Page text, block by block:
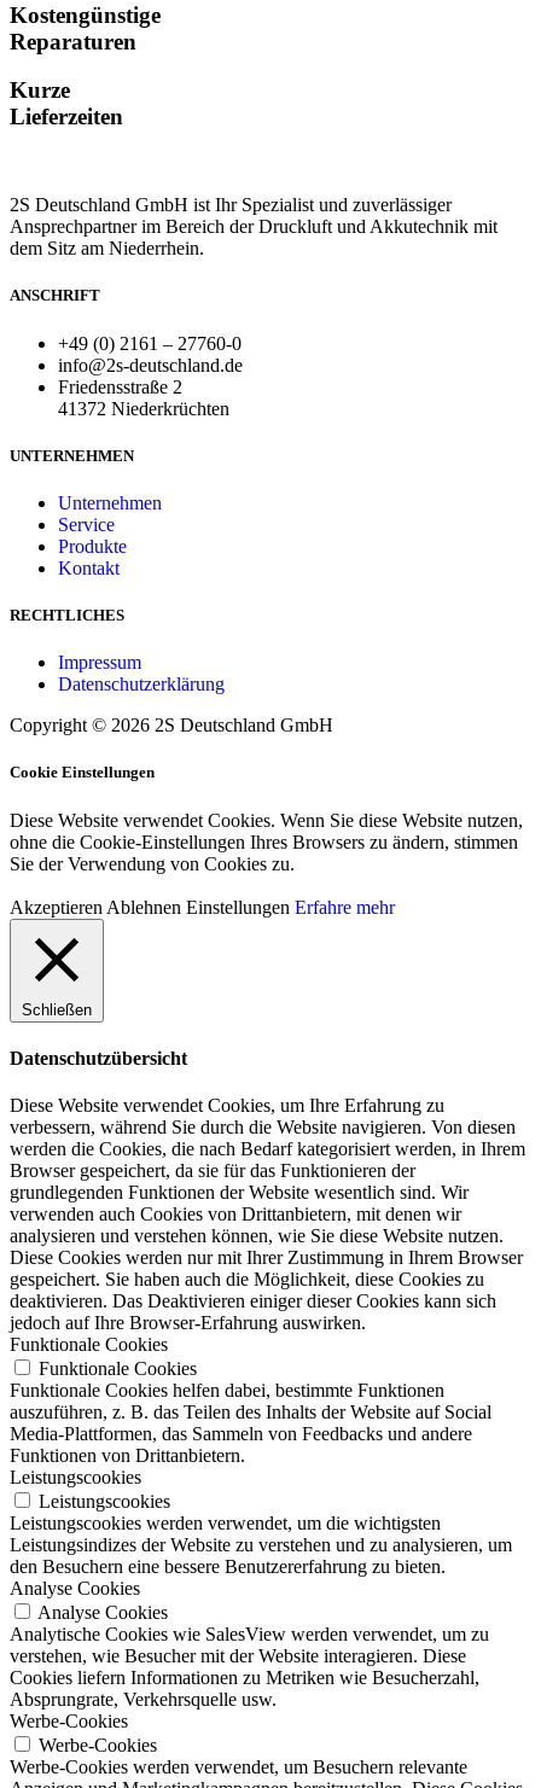
Kostengünstige
Reparaturen
Kurze
Lieferzeiten
2S Deutschland GmbH ist Ihr Spezialist und zuverlässiger
Ansprechpartner im Bereich der Druckluft und Akkutechnik mit
dem Sitz am Niederrhein.
ANSCHRIFT
+49 (0) 2161 – 27760-0
info@2s-deutschland.de
Friedensstraße 2
41372 Niederkrüchten
UNTERNEHMEN
Unternehmen
Service
Produkte
Kontakt
RECHTLICHES
Impressum
Datenschutzerklärung
Copyright © 2026 2S Deutschland GmbH
Cookie Einstellungen
Diese Website verwendet Cookies. Wenn Sie diese Website nutzen,
ohne die Cookie-Einstellungen Ihres Browsers zu ändern, stimmen
Sie der Verwendung von Cookies zu.
Akzeptieren Ablehnen Einstellungen Erfahre mehr
Schließen
Datenschutzübersicht
Diese Website verwendet Cookies, um Ihre Erfahrung zu
verbessern, während Sie durch die Website navigieren. Von diesen
werden die Cookies, die nach Bedarf kategorisiert werden, in Ihrem
Browser gespeichert, da sie für das Funktionieren der
grundlegenden Funktionen der Website wesentlich sind. Wir
verwenden auch Cookies von Drittanbietern, mit denen wir
analysieren und verstehen können, wie Sie diese Website nutzen.
Diese Cookies werden nur mit Ihrer Zustimmung in Ihrem Browser
gespeichert. Sie haben auch die Möglichkeit, diese Cookies zu
deaktivieren. Das Deaktivieren einiger dieser Cookies kann sich
jedoch auf Ihre Browser-Erfahrung auswirken.
Funktionale Cookies
Funktionale Cookies
Funktionale Cookies helfen dabei, bestimmte Funktionen
auszuführen, z. B. das Teilen des Inhalts der Website auf Social
Media-Plattformen, das Sammeln von Feedbacks und andere
Funktionen von Drittanbietern.
Leistungscookies
Leistungscookies
Leistungscookies werden verwendet, um die wichtigsten
Leistungsindizes der Website zu verstehen und zu analysieren, um
den Besuchern eine bessere Benutzererfahrung zu bieten.
Analyse Cookies
Analyse Cookies
Analytische Cookies wie SalesView werden verwendet, um zu
verstehen, wie Besucher mit der Website interagieren. Diese
Cookies liefern Informationen zu Metriken wie Besucherzahl,
Absprungrate, Verkehrsquelle usw.
Werbe-Cookies
Werbe-Cookies
Werbe-Cookies werden verwendet, um Besuchern relevante